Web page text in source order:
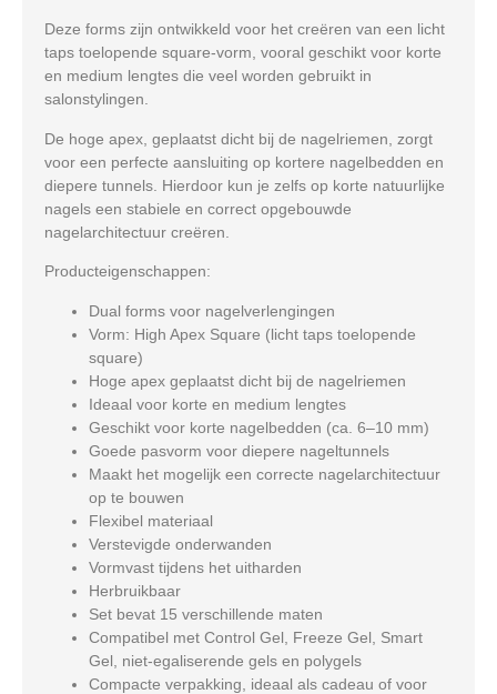
Deze forms zijn ontwikkeld voor het creëren van een licht
taps toelopende square-vorm, vooral geschikt voor korte
en medium lengtes die veel worden gebruikt in
salonstylingen.
De hoge apex, geplaatst dicht bij de nagelriemen, zorgt
voor een perfecte aansluiting op kortere nagelbedden en
diepere tunnels. Hierdoor kun je zelfs op korte natuurlijke
nagels een stabiele en correct opgebouwde
nagelarchitectuur creëren.
Producteigenschappen:
Dual forms voor nagelverlengingen
Vorm: High Apex Square (licht taps toelopende
square)
Hoge apex geplaatst dicht bij de nagelriemen
Ideaal voor korte en medium lengtes
Geschikt voor korte nagelbedden (ca. 6–10 mm)
Goede pasvorm voor diepere nageltunnels
Maakt het mogelijk een correcte nagelarchitectuur
op te bouwen
Flexibel materiaal
Verstevigde onderwanden
Vormvast tijdens het uitharden
Herbruikbaar
Set bevat 15 verschillende maten
Compatibel met Control Gel, Freeze Gel, Smart
Gel, niet-egaliserende gels en polygels
Compacte verpakking, ideaal als cadeau of voor